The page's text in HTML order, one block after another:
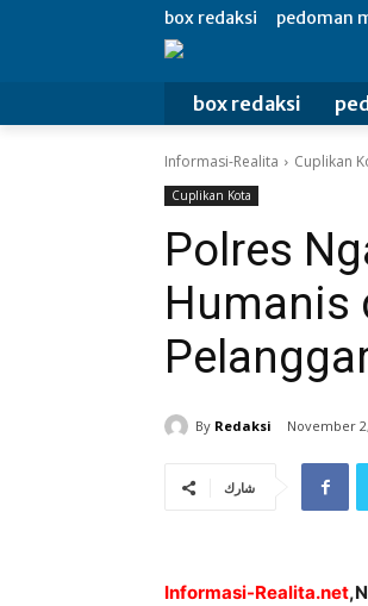
box redaksi pedoman
box redaksi
Informasi-Realita Cuplikan
Cuplikan Kota
Polres
Humanis
By Redaksi November
شارك
Informasi-Realita.net